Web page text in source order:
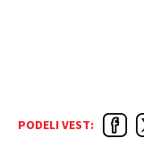
PODELI VEST: